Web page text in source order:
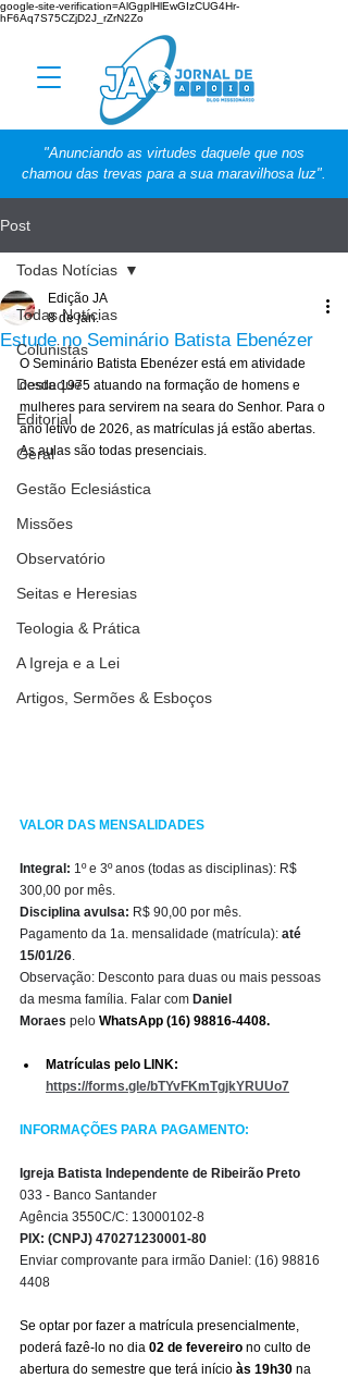
google-site-verification=AlGgplHlEwGIzCUG4Hr-
hF6Aq7S75CZjD2J_rZrN2Zo
"Anunciando as virtudes daquele que nos
chamou das trevas para a sua maravilhosa luz".
Post
Todas Notícias
Colunistas
Destaque
Editorial
Geral
Gestão Eclesiástica
Missões
Observatório
Seitas e Heresias
Teologia & Prática
A Igreja e a Lei
Artigos, Sermões & Esboços
Todas Notícias
Estude no Seminário Batista Ebenézer
Edição JA
8 de jan.
O Seminário Batista Ebenézer está em atividade
desde 1975 atuando na formação de homens e
mulheres para servirem na seara do Senhor. Para o
ano letivo de 2026, as matrículas já estão abertas.
As aulas são todas presenciais.
VALOR DAS MENSALIDADES
Integral: 1º e 3º anos (todas as disciplinas): R$
300,00 por mês.
Disciplina avulsa: R$ 90,00 por mês.
Pagamento da 1a. mensalidade (matrícula): até
15/01/26.
Observação: Desconto para duas ou mais pessoas
da mesma família. Falar com Daniel
Moraes pelo WhatsApp (16) 98816-4408.
Matrículas pelo LINK:
https://forms.gle/bTYvFKmTgjkYRUUo7
INFORMAÇÕES PARA PAGAMENTO:
Igreja Batista Independente de Ribeirão Preto
033 - Banco Santander
Agência 3550C/C: 13000102-8
PIX: (CNPJ) 470271230001-80
Enviar comprovante para irmão Daniel: (16) 98816
4408
Se optar por fazer a matrícula presencialmente,
poderá fazê-lo no dia 02 de fevereiro no culto de
abertura do semestre que terá início às 19h30 na